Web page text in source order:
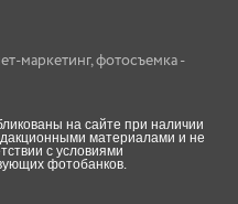
маркетинг,фотосъемка -
на сайте при наличии
материалами и не
с условиями
фотобанков.